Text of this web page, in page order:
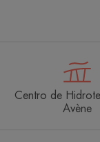
Centro de
Avène